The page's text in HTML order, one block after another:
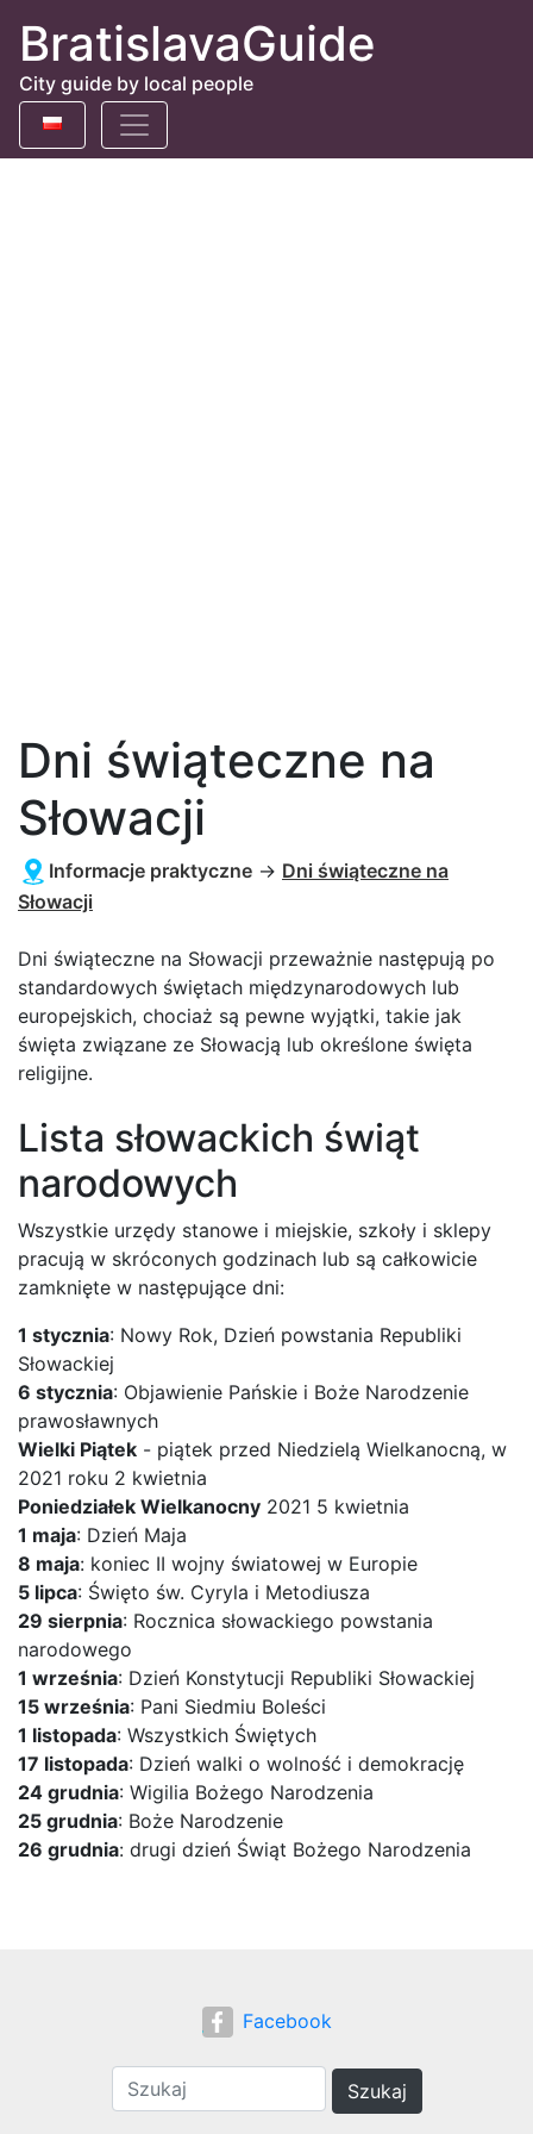
BratislavaGuide
City guide by local people
Dni świąteczne na
Słowacji
Informacje praktyczne → Dni świąteczne na
Słowacji
Dni świąteczne na Słowacji przeważnie następują po
standardowych świętach międzynarodowych lub
europejskich, chociaż są pewne wyjątki, takie jak
święta związane ze Słowacją lub określone święta
religijne.
Lista słowackich świąt
narodowych
Wszystkie urzędy stanowe i miejskie, szkoły i sklepy
pracują w skróconych godzinach lub są całkowicie
zamknięte w następujące dni:
1 stycznia: Nowy Rok, Dzień powstania Republiki
Słowackiej
6 stycznia: Objawienie Pańskie i Boże Narodzenie
prawosławnych
Wielki Piątek - piątek przed Niedzielą Wielkanocną, w
2021 roku 2 kwietnia
Poniedziałek Wielkanocny 2021 5 kwietnia
1 maja: Dzień Maja
8 maja: koniec II wojny światowej w Europie
5 lipca: Święto św. Cyryla i Metodiusza
29 sierpnia: Rocznica słowackiego powstania
narodowego
1 września: Dzień Konstytucji Republiki Słowackiej
15 września: Pani Siedmiu Boleści
1 listopada: Wszystkich Świętych
17 listopada: Dzień walki o wolność i demokrację
24 grudnia: Wigilia Bożego Narodzenia
25 grudnia: Boże Narodzenie
26 grudnia: drugi dzień Świąt Bożego Narodzenia
Facebook
Szukaj